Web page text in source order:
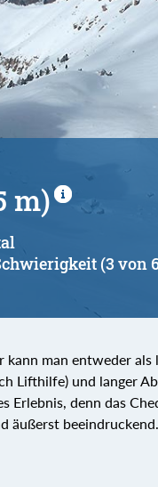
m)
(3 von
man entweder als
Lifthilfe) und langer
Erlebnis, denn das
äußerst